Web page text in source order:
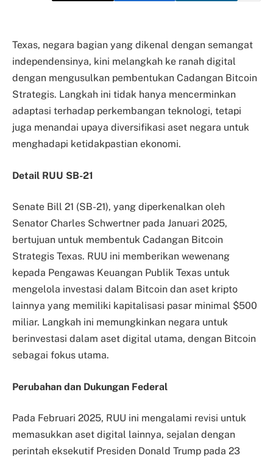
Texas, negara bagian yang dikenal dengan semangat
independensinya, kini melangkah ke ranah digital
dengan mengusulkan pembentukan Cadangan Bitcoin
Strategis. Langkah ini tidak hanya mencerminkan
adaptasi terhadap perkembangan teknologi, tetapi
juga menandai upaya diversifikasi aset negara untuk
menghadapi ketidakpastian ekonomi.​
Detail RUU SB-21
Senate Bill 21 (SB-21), yang diperkenalkan oleh
Senator Charles Schwertner pada Januari 2025,
bertujuan untuk membentuk Cadangan Bitcoin
Strategis Texas. RUU ini memberikan wewenang
kepada Pengawas Keuangan Publik Texas untuk
mengelola investasi dalam Bitcoin dan aset kripto
lainnya yang memiliki kapitalisasi pasar minimal $500
miliar. Langkah ini memungkinkan negara untuk
berinvestasi dalam aset digital utama, dengan Bitcoin
sebagai fokus utama. ​
Perubahan dan Dukungan Federal
Pada Februari 2025, RUU ini mengalami revisi untuk
memasukkan aset digital lainnya, sejalan dengan
perintah eksekutif Presiden Donald Trump pada 23